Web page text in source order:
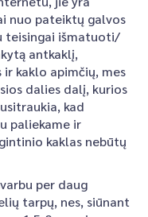
nuo pateiktų galvos
teisingai išmatuoti/
antkaklį,
kaklo apimčių, mes
dalies dalį, kurios
kad
paliekame ir
kaklas nebūtų
per daug
tarpų, nes, siūnant